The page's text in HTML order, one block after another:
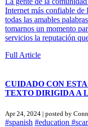
Internet más confiable de
todas las amables
tomarnos un momento
servicios la reputación
Full Article
CUIDADO CON
TEXTO DIRIGIDA A
Apr 24, 2024 | posted by
#spanish #education